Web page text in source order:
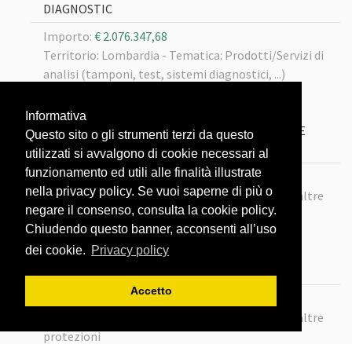
Informativa
Questo sito o gli strumenti terzi da questo
utilizzati si avvalgono di cookie necessari al
funzionamento ed utili alle finalità illustrate
nella privacy policy. Se vuoi saperne di più o
negare il consenso, consulta la cookie policy.
Chiudendo questo banner, acconsenti all’uso
dei cookie. Privacy policy
Accetto
DIAGNOSTIC
Importo: € 2.076.347,68
Territorio: Lombardia - Tematica: Prodotti/Servizi di
analisi (tamponi, test, sistemi diagnostici, ...)
22/02/2020
LOTTO 102 MASCHERINE FFP2 SENZA VALVOLA E
CAMICI ECLETTICA
Importo:€ 10.370.000
Territorio: Lombardia -Tematica: Mascherine e altre
protezioni
22/02/2020
€ 2.300.000
Tematica: Mascherine e altre
protezioni